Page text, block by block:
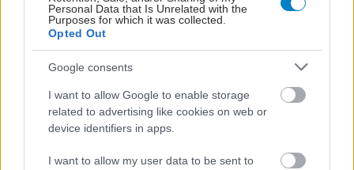
Personal Data that Is Unrelated with the
Purposes for which it was collected.
Opted Out
Google consents
I want to allow Google to enable storage
related to advertising like cookies on web or
device identifiers in apps.
I want to allow my user data to be sent to